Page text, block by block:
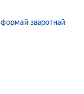
формай зваротнай